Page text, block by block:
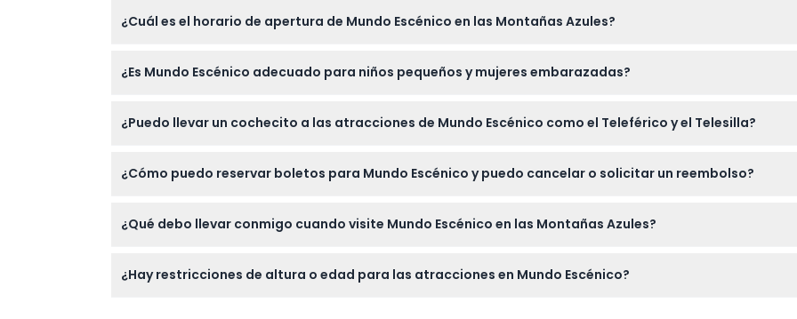
tropical.
¿Cuál es el horario de apertura de Mundo Escénico en las Montañas Azules?
2:30 p.m. entre semana y 3:30 p.m. fines de semana y festivos (sujeto a cambios — por favor confirme al
¿Es Mundo Escénico adecuado para niños pequeños y mujeres embarazadas?
sostenidos durante los paseos. Sin embargo, la experiencia no se recomienda para mujeres embarazadas o
¿Puedo llevar un cochecito a las atracciones de Mundo Escénico como el Teleférico y el Telesilla?
Teleférico, por lo que los bebés deben ser sostenidos de forma segura por un adulto.
¿Cómo puedo reservar boletos para Mundo Escénico y puedo cancelar o solicitar un reembolso?
así que asegúrese de elegir su fecha y hora con cuidado.
¿Qué debo llevar conmigo cuando visite Mundo Escénico en las Montañas Azules?
bebidas, así que considere llevar bocadillos o planear comprar comida en el lugar.
¿Hay restricciones de altura o edad para las atracciones en Mundo Escénico?